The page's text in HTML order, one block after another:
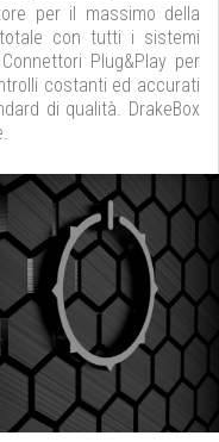
per il massimo della
con tutti i sistemi
Plug&Play per
costanti ed accurati
di qualità. DrakeBox